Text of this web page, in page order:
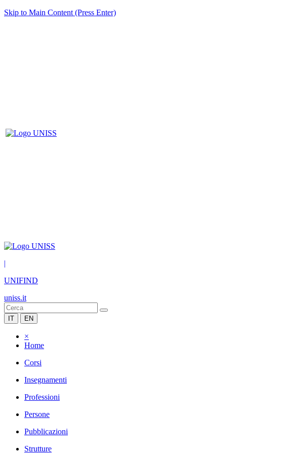
Skip to Main Content (Press Enter)
|
UNIFIND
uniss.it
IT EN
×
Home
Corsi
Insegnamenti
Professioni
Persone
Pubblicazioni
Strutture